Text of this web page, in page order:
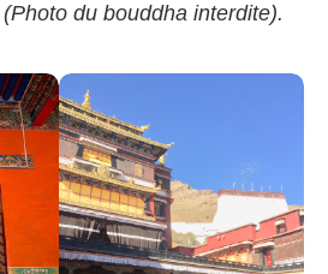
(Photo du bouddha interdite).